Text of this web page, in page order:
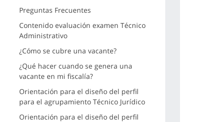
Preguntas Frecuentes
Contenido evaluación examen Técnico
Administrativo
¿Cómo se cubre una vacante?
¿Qué hacer cuando se genera una
vacante en mi fiscalía?
Orientación para el diseño del perfil
para el agrupamiento Técnico Jurídico
Orientación para el diseño del perfil